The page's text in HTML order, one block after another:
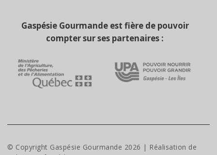
Gaspésie Gourmande est fière de pouvoir
compter sur ses partenaires :
© Copyright Gaspésie Gourmande 2026 | Réalisation de